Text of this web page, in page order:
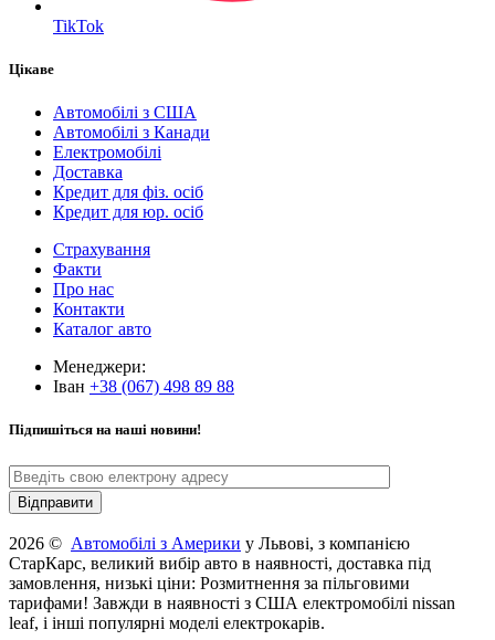
TikTok
Цікаве
Автомобілі з США
Автомобілі з Канади
Електромобілі
Доставка
Кредит для фіз. осіб
Кредит для юр. осіб
Страхування
Факти
Про нас
Контакти
Каталог авто
Менеджери:
Іван +38 (067) 498 89 88
Підпишіться на наші новини!
2026 © Автомобілі з Америки у Львові, з компанією
СтарКарс, великий вибір авто в наявності, доставка під
замовлення, низькі ціни: Розмитнення за пільговими
тарифами! Завжди в наявності з США електромобілі nissan
leaf, і інші популярні моделі електрокарів.